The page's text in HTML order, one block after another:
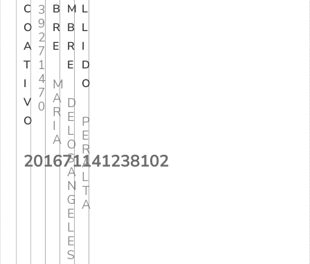
C
O
A
T
I
V
O
201671141238102
3
9
2
7
1
4
7
0
B
R
E
M
A
R
I
A
M
B
R
E
D
E
L
O
S
A
N
G
E
L
E
S
L
L
I
D
O
P
E
R
A
L
T
A